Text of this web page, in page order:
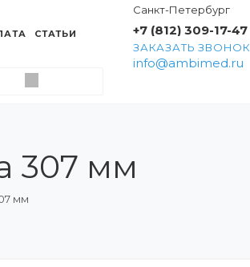
Санкт-Петербург
+7 (812) 309-17-47
ЗАКАЗАТЬ ЗВОНОК
info@ambimed.ru
СТАТЬИ
307 мм
мм